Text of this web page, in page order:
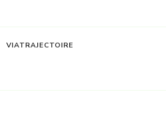
VIATRAJECTOIRE